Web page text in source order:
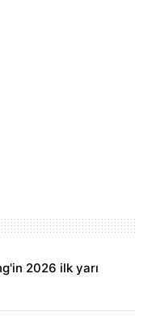
2026 ilk yarı